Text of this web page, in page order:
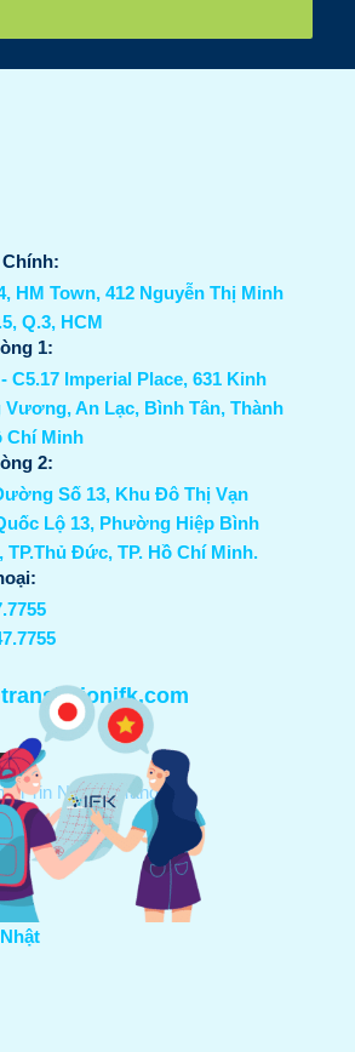
HM Town, 412 Nguyễn Thị Minh
Q.3, HCM
1:
C5.17 Imperial Place, 631 Kinh
An Lạc, Bình Tân, Thành
Chí Minh
2:
Số 13, Khu Đô Thị Vạn
Lộ 13, Phường Hiệp Bình
TP.Thủ Đức, TP. Hồ Chí Minh.